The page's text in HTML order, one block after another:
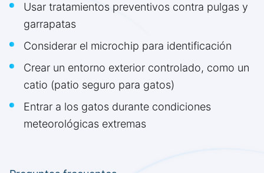
Usar tratamientos preventivos contra pulgas y
garrapatas
Considerar el microchip para identificación
Crear un entorno exterior controlado, como un
catio (patio seguro para gatos)
Entrar a los gatos durante condiciones
meteorológicas extremas